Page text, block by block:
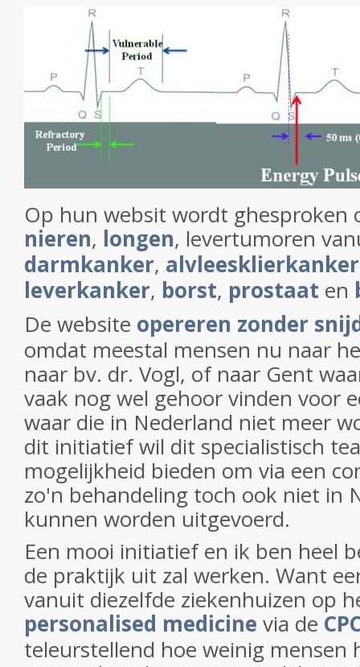
Op hun websit wordt ghesproken
nieren, longen, levertumoren
darmkanker, alvleesklierkanker
leverkanker, borst, prostaat en
De website opereren zonder
omdat meestal mensen nu naar
naar bv. dr. Vogl, of naar Gent
vaak nog wel gehoor vinden voor
waar die in Nederland niet meer
dit initiatief wil dit specialistisch
mogelijkheid bieden om via een
zo'n behandeling toch ook niet in
kunnen worden uitgevoerd.
Een mooi initiatief en ik ben heel
de praktijk uit zal werken. Want
vanuit diezelfde ziekenhuizen op
personalised medicine via de
teleurstellend hoe weinig mensen